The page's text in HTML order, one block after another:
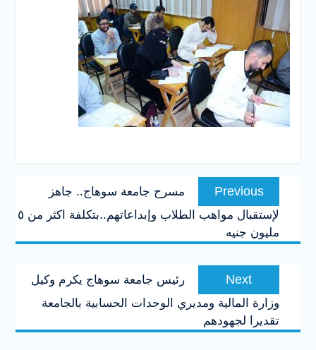
تصفّح
المقالاتPrevious
post:
مسرح جامعة سوهاج.. جاهز
لإستقبال مواهب الطلاب وإبداعاتهم..بتكلفة اكثر من ٥
مليون جنيه
Next
post:
رئيس جامعة سوهاج يكرم وكيل
وزارة المالية ومديري الوحدات الحسابية بالجامعة
تقديرا لجهودهم